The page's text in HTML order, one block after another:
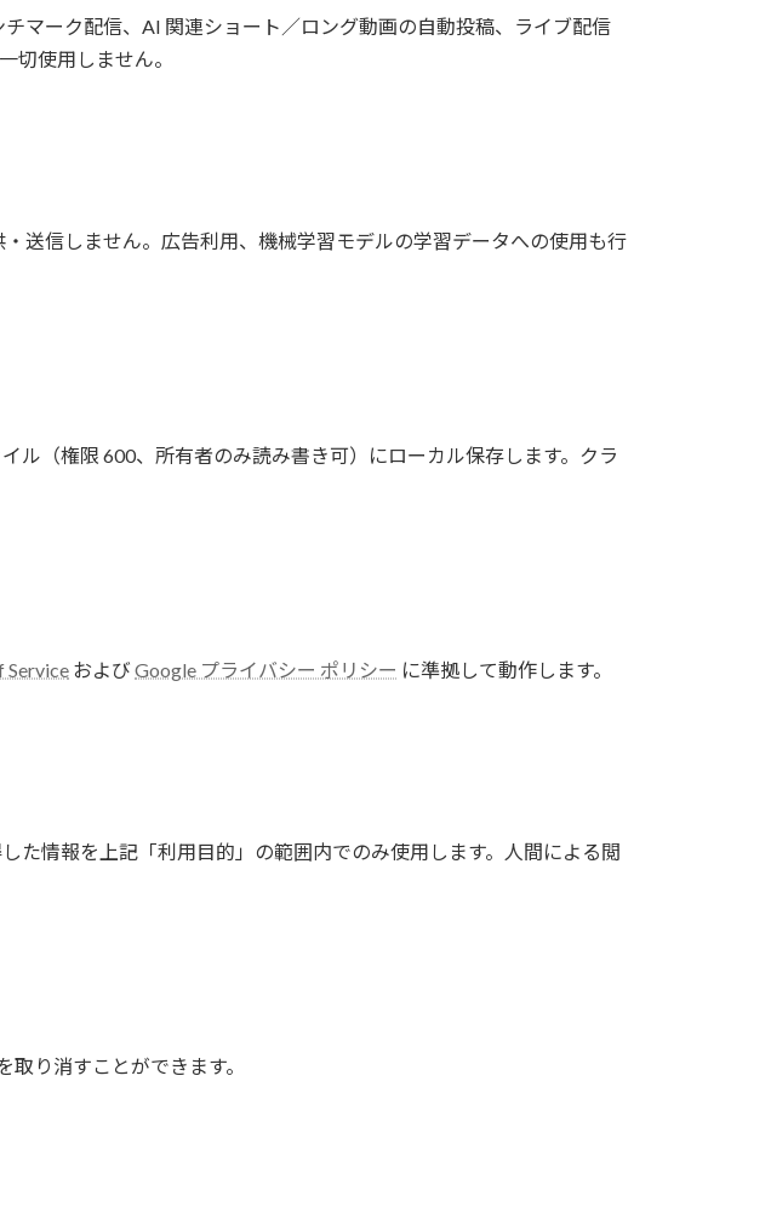
マーク配信、AI 関連ショート／ロング動画の自動投稿、ライブ配信
切使用しません。
送信しません。広告利用、機械学習モデルの学習データへの使用も行
ル（権限 600、所有者のみ読み書き可）にローカル保存します。クラ
Service および Google プライバシー ポリシー に準拠して動作します。
た情報を上記「利用目的」の範囲内でのみ使用します。人間による閲
り消すことができます。